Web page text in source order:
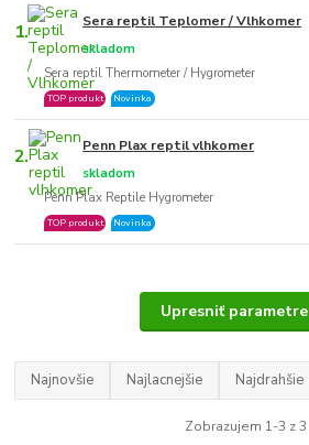
1. Sera reptil Teplomer / Vlhkomer
Sera reptil Thermometer / Hygrometer
skladom
TOP produkt Novinka
2. Penn Plax reptil vlhkomer
Penn Plax Reptile Hygrometer
skladom
TOP produkt Novinka
Upresniť parametre
Najnovšie Najlacnejšie Najdrahšie
Zobrazujem 1-3 z 3